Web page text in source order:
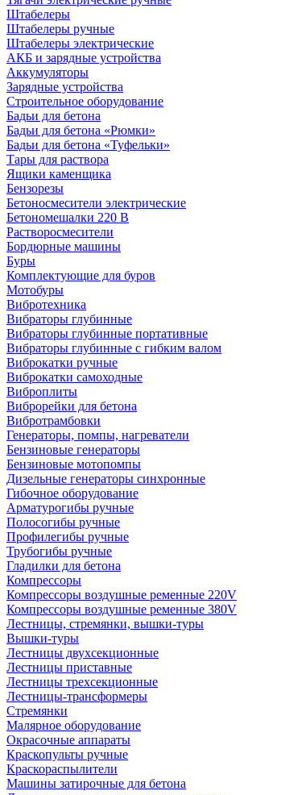
Штабелеры
Штабелеры ручные
Штабелеры электрические
АКБ и зарядные устройства
Аккумуляторы
Зарядные устройства
Строительное оборудование
Бадьи для бетона
Бадьи для бетона «Рюмки»
Бадьи для бетона «Туфельки»
Тары для раствора
Ящики каменщика
Бензорезы
Бетоносмесители электрические
Бетономешалки 220 В
Растворосмесители
Бордюрные машины
Буры
Комплектующие для буров
Мотобуры
Вибротехника
Вибраторы глубинные
Вибраторы глубинные портативные
Вибраторы глубинные с гибким валом
Виброкатки ручные
Виброкатки самоходные
Виброплиты
Виброрейки для бетона
Вибротрамбовки
Генераторы, помпы, нагреватели
Бензиновые генераторы
Бензиновые мотопомпы
Дизельные генераторы синхронные
Гибочное оборудование
Арматурогибы ручные
Полосогибы ручные
Профилегибы ручные
Трубогибы ручные
Гладилки для бетона
Компрессоры
Компрессоры воздушные ременные 220V
Компрессоры воздушные ременные 380V
Лестницы, стремянки, вышки-туры
Вышки-туры
Лестницы двухсекционные
Лестницы приставные
Лестницы трехсекционные
Лестницы-трансформеры
Стремянки
Малярное оборудование
Окрасочные аппараты
Краскопульты ручные
Краскораспылители
Машины затирочные для бетона